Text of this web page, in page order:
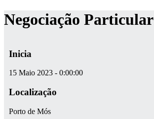
Negociação Particular
Inicia
15 Maio 2023 - 0:00:00
Localização
Porto de Mós